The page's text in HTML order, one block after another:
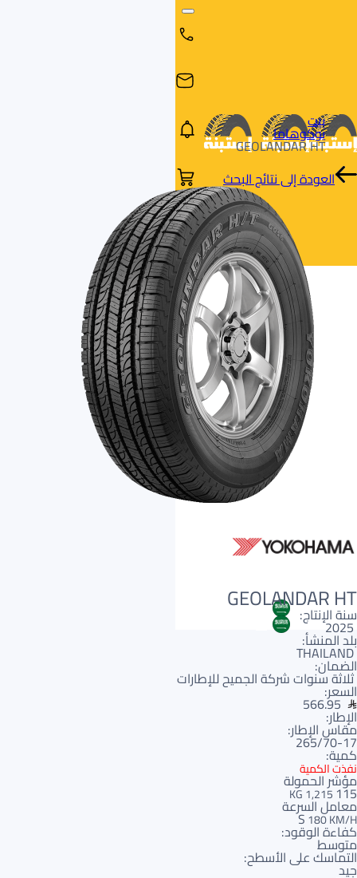
البحث عن البحث
بالمقاس
البحث
حسب
العلامة
التجارية
AR
بيت
يوكوهاما
GEOLANDAR HT
العودة إلى نتائج البحث
GEOLANDAR HT
سنة الإنتاج:
2025
بلد المنشأ:
THAILAND
الضمان:
ثلاثة سنوات شركة الجميح للإطارات
السعر:
566.95
الإطار:
مقاس الإطار:
265/70-17
كمية:
نفذت الكمية
مؤشر الحمولة
115
1,215 KG
معامل السرعة
S180 KM/H
كفاءة الوقود:
متوسط
التماسك على الأسطح:
جيد